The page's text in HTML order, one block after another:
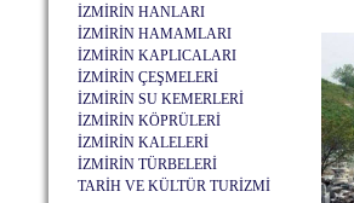
İZMİRİN HANLARI
İZMİRİN HAMAMLARI
İZMİRİN KAPLICALARI
İZMİRİN ÇEŞMELERİ
İZMİRİN SU KEMERLERİ
İZMİRİN KÖPRÜLERİ
İZMİRİN KALELERİ
İZMİRİN TÜRBELERİ
TARİH VE KÜLTÜR TURİZMİ